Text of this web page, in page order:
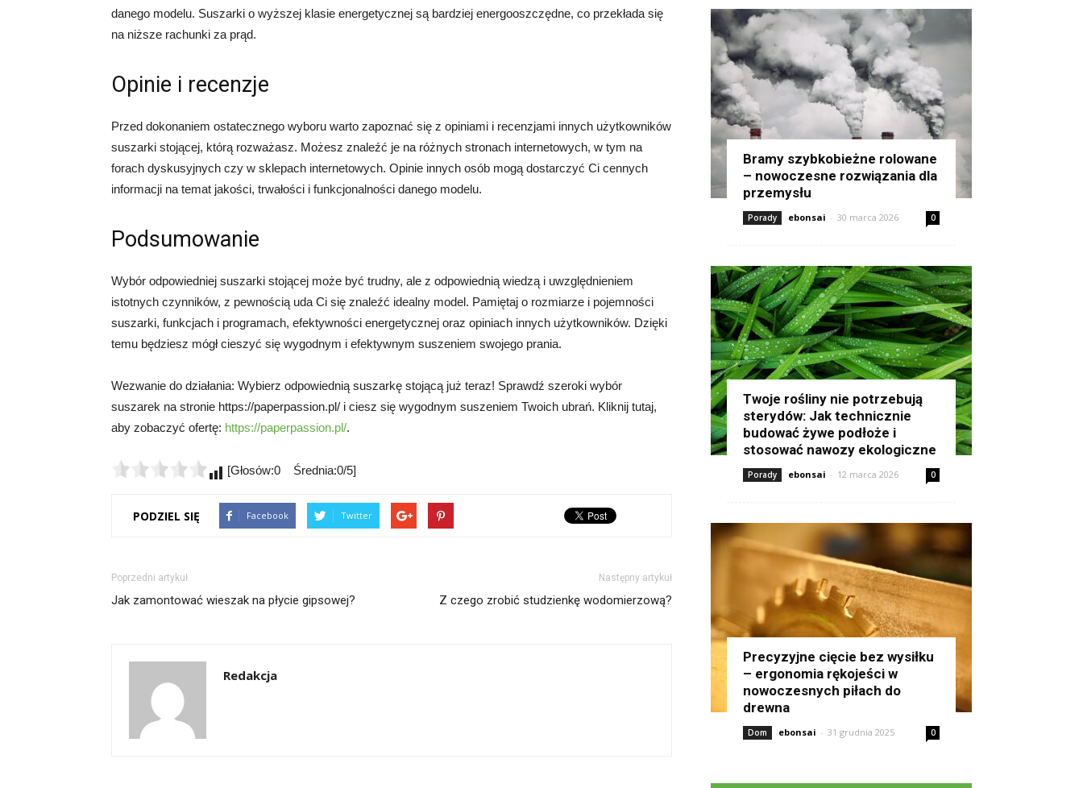
danego modelu. Suszarki o wyższej klasie energetycznej są bardziej energooszczędne, co przekłada się
na niższe rachunki za prąd.
Opinie i recenzje
Przed dokonaniem ostatecznego wyboru warto zapoznać się z opiniami i recenzjami innych użytkowników
suszarki stojącej, którą rozważasz. Możesz znaleźć je na różnych stronach internetowych, w tym na
forach dyskusyjnych czy w sklepach internetowych. Opinie innych osób mogą dostarczyć Ci cennych
informacji na temat jakości, trwałości i funkcjonalności danego modelu.
Podsumowanie
Wybór odpowiedniej suszarki stojącej może być trudny, ale z odpowiednią wiedzą i uwzględnieniem
istotnych czynników, z pewnością uda Ci się znaleźć idealny model. Pamiętaj o rozmiarze i pojemności
suszarki, funkcjach i programach, efektywności energetycznej oraz opiniach innych użytkowników. Dzięki
temu będziesz mógł cieszyć się wygodnym i efektywnym suszeniem swojego prania.
Wezwanie do działania: Wybierz odpowiednią suszarkę stojącą już teraz! Sprawdź szeroki wybór
suszarek na stronie https://paperpassion.pl/ i ciesz się wygodnym suszeniem Twoich ubrań. Kliknij tutaj,
aby zobaczyć ofertę: https://paperpassion.pl/.
[Głosów:0 Średnia:0/5]
PODZIEL SIĘ Facebook Twitter
Poprzedni artykuł
Jak zamontować wieszak na płycie gipsowej?
Następny artykuł
Z czego zrobić studzienkę wodomierzową?
Redakcja
Bramy szybkobieżne rolowane
– nowoczesne rozwiązania dla
przemysłu
Porady ebonsai - 30 marca 2026 0
Twoje rośliny nie potrzebują
sterydów: Jak technicznie
budować żywe podłoże i
stosować nawozy ekologiczne
Porady ebonsai - 12 marca 2026 0
Precyzyjne cięcie bez wysiłku
– ergonomia rękojeści w
nowoczesnych piłach do
drewna
Dom ebonsai - 31 grudnia 2025 0